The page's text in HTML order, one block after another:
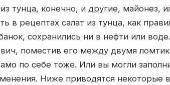
тунца, конечно, и другие, майонез,
в рецептах салат из тунца, как
сохранились ни в нефти или
поместив его между двумя
по себе тоже. Или вы могли
Ниже приводятся некоторые